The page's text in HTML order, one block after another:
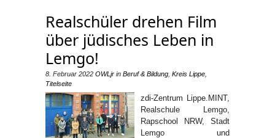
Realschüler drehen Film
über jüdisches Leben in
Lemgo!
8. Februar 2022 OWLjr in Beruf & Bildung Kreis Lippe
Titelseite
zdi-Zentrum Lippe.MINT,
Realschule Lemgo,
Rapschool NRW, Stadt
Lemgo und